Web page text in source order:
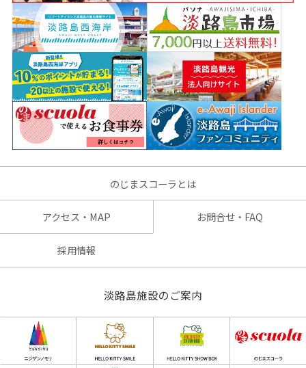
のじまスコーラとは
アクセス・MAP お問合せ・FAQ
採用情報
淡路島施設のご案内